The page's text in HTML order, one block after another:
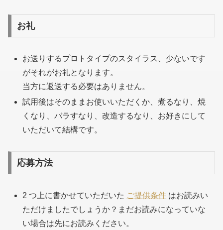
お礼
お送りするプロトタイプのスタイラス、少ないです
がそれがお礼となります。
当方に返送する必要はありません。
試用後はそのままお使いいただくか、煮るなり、焼
くなり、バラすなり、改造するなり、お好きにして
いただいて結構です。
応募方法
2 つ上に書かせていただいた ご提供条件 はお読みい
ただけましたでしょうか？まだお読みになっていな
い場合は先にお読みください。